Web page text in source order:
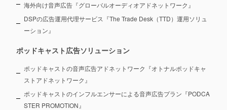
海外向け音声広告『グローバルオーディオアドネットワーク』
DSPの広告運用代理サービス『The Trade Desk（TTD）運用ソリュ
ーション』
ポッドキャスト広告ソリューション
ポッドキャストの音声広告アドネットワーク『オトナルポッドキャ
ストアドネットワーク』
ポッドキャストのインフルエンサーによる音声広告プラン『PODCA
STER PROMOTION』